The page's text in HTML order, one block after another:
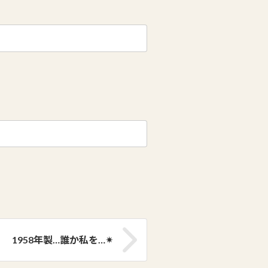
1958年製…誰か私を…✴